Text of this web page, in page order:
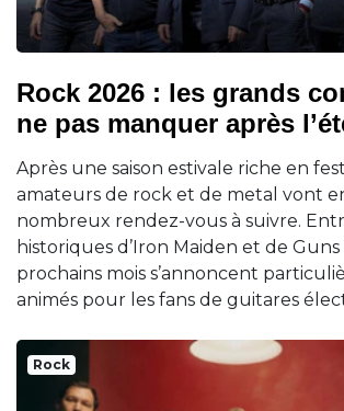
Rock 2026 : les grands
ne pas manquer après
Après une saison estivale riche en
amateurs de rock et de metal vont
nombreux rendez-vous à suivre.
historiques d’Iron Maiden et de Guns
prochains mois s’annoncent
animés pour les fans de guitares
Rock